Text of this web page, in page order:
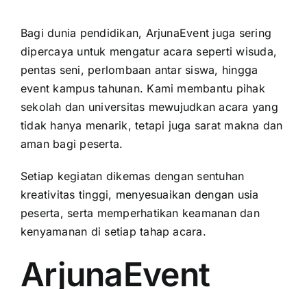
Bagi dunia pendidikan, ArjunaEvent juga sering
dipercaya untuk mengatur acara seperti wisuda,
pentas seni, perlombaan antar siswa, hingga
event kampus tahunan. Kami membantu pihak
sekolah dan universitas mewujudkan acara yang
tidak hanya menarik, tetapi juga sarat makna dan
aman bagi peserta.
Setiap kegiatan dikemas dengan sentuhan
kreativitas tinggi, menyesuaikan dengan usia
peserta, serta memperhatikan keamanan dan
kenyamanan di setiap tahap acara.
ArjunaEvent